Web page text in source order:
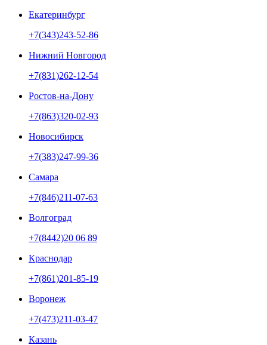
Екатеринбург
+7(343)243-52-86
Нижний Новгород
+7(831)262-12-54
Ростов-на-Дону
+7(863)320-02-93
Новосибирск
+7(383)247-99-36
Самара
+7(846)211-07-63
Волгоград
+7(8442)20 06 89
Краснодар
+7(861)201-85-19
Воронеж
+7(473)211-03-47
Казань